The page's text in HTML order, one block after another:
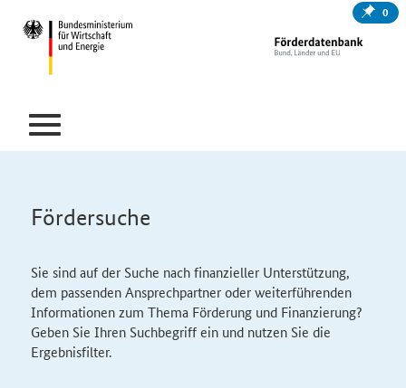
0
Fördersuche
Sie sind auf der Suche nach finanzieller Unterstützung,
dem passenden Ansprechpartner oder weiterführenden
Informationen zum Thema Förderung und Finanzierung?
Geben Sie Ihren Suchbegriff ein und nutzen Sie die
Ergebnisfilter.